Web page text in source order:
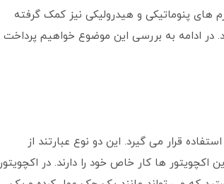
های پنوماتیکی و هیدرولیکی نیز کمک گرفته
در ادامه به بررسی این موضوع خواهیم پرداخت
قرار می گیرد. این دو نوع عبارتند از
ها کار خاص خود را دارند. در اکچویتور